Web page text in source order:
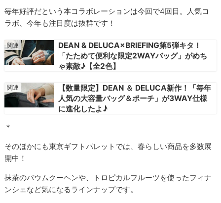
毎年好評だという本コラボレーションは今回で4回目。人気コ
ラボ、今年も注目度は抜群です！
DEAN & DELUCA×BRIEFING第5弾キタ！
「たためて便利な限定2WAYバッグ」がめち
ゃ素敵♪【全2色】
【数量限定】DEAN ＆ DELUCA新作！「毎年
人気の大容量バッグ＆ポーチ」が3WAY仕様
に進化したよ♪
＊
そのほかにも東京ギフトパレットでは、春らしい商品を多数展
開中！
抹茶のバウムクーヘンや、トロピカルフルーツを使ったフィナ
ンシェなど気になるラインナップです。